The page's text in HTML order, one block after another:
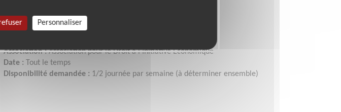
Lieu :AUCH (32000)
Association :Association pour le Droit à l'Initiative Economique
Date :
Tout le temps
Disponibilité demandée : 1/2 journée par semaine (à déterminer ensemble)
Personnaliser